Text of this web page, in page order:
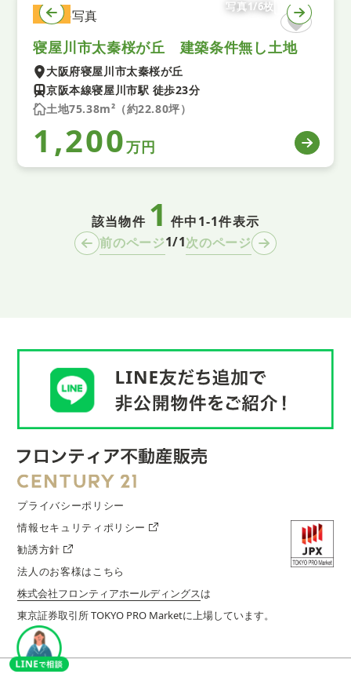
土地
写真1/6枚
寝屋川市太秦桜が丘 建築条件無し土地
大阪府寝屋川市太秦桜が丘
京阪本線寝屋川市駅 徒歩23分
土地75.38m²（約22.80坪）
1,200万円
該当物件 1 件中1-1件表示
前のページ1/1次のページ
プライバシーポリシー
情報セキュリティポリシー
勧誘方針
法人のお客様はこちら
株式会社フロンティアホールディングスは
東京証券取引所 TOKYO PRO Marketに上場しています。